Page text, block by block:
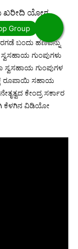
ಖರೀದಿ ಯೋಗ
ಬಂದು ಹಣವನ್ನು
ಗುಂಪುಗಳು
ಸ್ವಸಹಾಯ ಗುಂಪುಗಳ
ರೂಪಾಯಿ ಸಹಾಯ
ಕೇಂದ್ರ ಸರ್ಕಾರ
ಕೆಳಗಿನ ವಿಡಿಯೋ